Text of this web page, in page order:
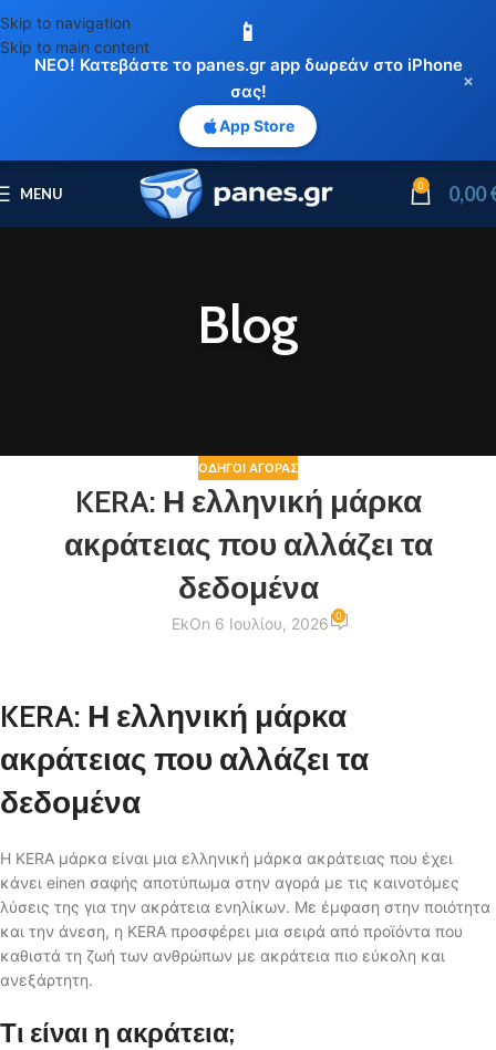
📱
ΝΕΟ! Κατεβάστε το panes.gr app δωρεάν στο iPhone
σας!
App Store
×
Skip to navigation
Skip to main content
MENU 0 0,00
Blog
ΟΔΗΓΟΊ ΑΓΟΡΆΣ
KERA: Η ελληνική μάρκα
ακράτειας που αλλάζει τα
δεδομένα
EkOn 6 Ιουλίου, 2026 0
KERA: Η ελληνική μάρκα
ακράτειας που αλλάζει τα
δεδομένα
Η KERA μάρκα είναι μια ελληνική μάρκα ακράτειας που έχει
κάνει einen σαφής αποτύπωμα στην αγορά με τις καινοτόμες
λύσεις της για την ακράτεια ενηλίκων. Με έμφαση στην ποιότητα
και την άνεση, η KERA προσφέρει μια σειρά από προϊόντα που
καθιστά τη ζωή των ανθρώπων με ακράτεια πιο εύκολη και
ανεξάρτητη.
Τι είναι η ακράτεια;